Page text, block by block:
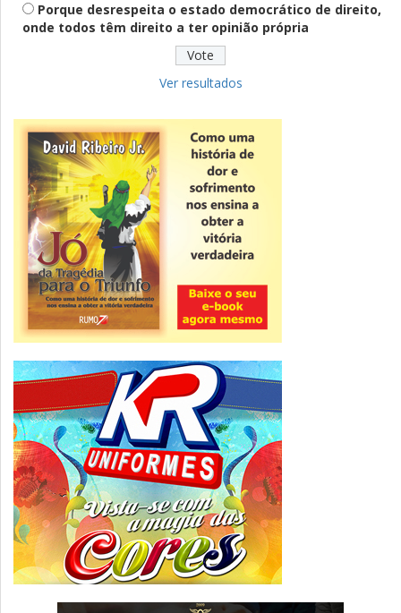
Fies: pré-selecionados têm até terça
para complementar informações
Novidade
CNPJ alfanumérico começa a ser emitido
nesta sexta
ver todas »
Porque desrespeita o estado democrático de direito,
onde todos têm direito a ter opinião própria
Ver resultados